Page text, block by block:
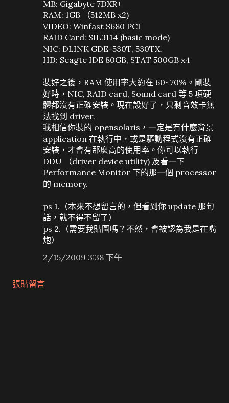
MB: Gigabyte 7DXR+
RAM: 1GB （512MB x2)
VIDEO: Winfast S680 PCI
RAID Card: SIL3114 (basic mode)
NIC: DLINK GDE-530T, 530TX.
HD: Seagte IDE 80GB, STAT 500GB x4
裝好之後，RAM 使用率大約在 60~70%。剛裝
好時，NIC, RAID card, Sound card 等 5 項硬
體都沒有正確安裝。現在設好了，只剩音效卡無
法找到 driver.
我相信你裝的 opensolaris，一定是有什麼背景
application 在執行中，或是驅動程式沒有正確
安裝，才會有那麼高的使用率。你可以執行
DDU （driver device utility) 及看一下
Performance Monitor 下的那一個 processor
的 memory.
ps 1.（本來不想留言的，但看到你 update 那句
話，就不得不留了）
ps 2.（需要我貼圖嗎？不然，會被認為我是在嘴
炮）
2/15/2009 3:38 下午
張貼留言